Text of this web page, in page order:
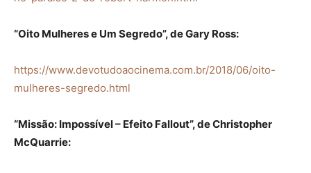
“Oito Mulheres e Um Segredo”, de Gary Ross:
https://www.devotudoaocinema.com.br/2018/06/oito-
mulheres-segredo.html
“Missão: Impossível – Efeito Fallout”, de Christopher
McQuarrie: